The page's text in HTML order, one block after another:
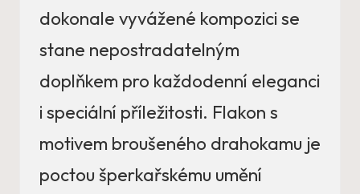
dokonale vyvážené kompozici se
stane nepostradatelným
doplňkem pro každodenní eleganci
i speciální příležitosti. Flakon s
motivem broušeného drahokamu je
poctou šperkařskému umění